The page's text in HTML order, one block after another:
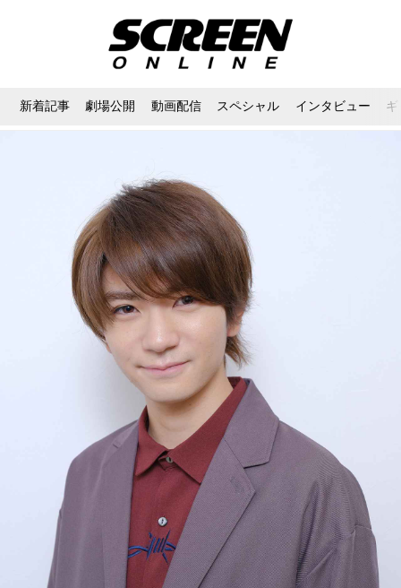
新着記事 劇場公開 動画配信 スペシャル インタビュー